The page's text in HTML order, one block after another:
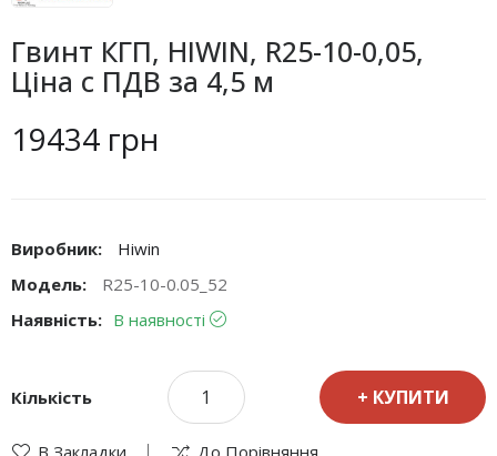
Гвинт КГП, HIWIN, R25-10-0,05,
Ціна с ПДВ за 4,5 м
19434 грн
Виробник:
Hiwin
Модель:
R25-10-0.05_52
Наявність: В наявності
Кількість КУПИТИ
В Закладки До Порівняння